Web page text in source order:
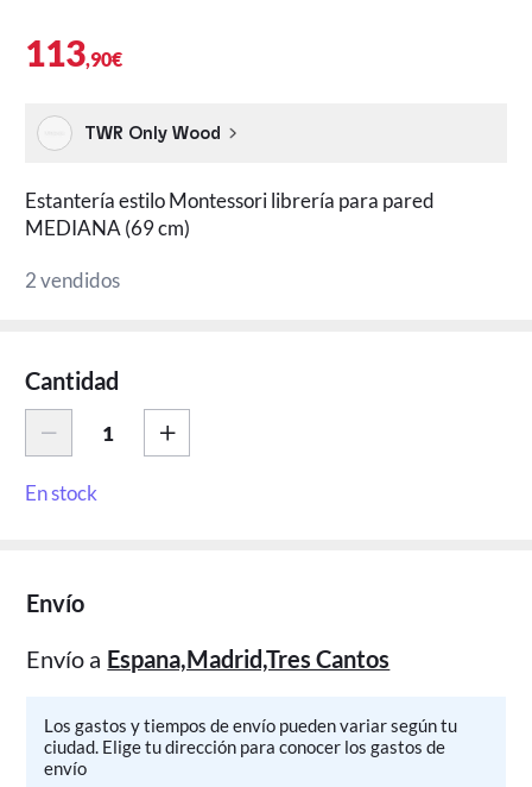
113,90€
TWR Only Wood
Estantería estilo Montessori librería para pared
MEDIANA (69 cm)
2 vendidos
Cantidad
En stock
Envío
Envío a Espana,Madrid,Tres Cantos
Los gastos y tiempos de envío pueden variar según tu
ciudad. Elige tu dirección para conocer los gastos de
envío